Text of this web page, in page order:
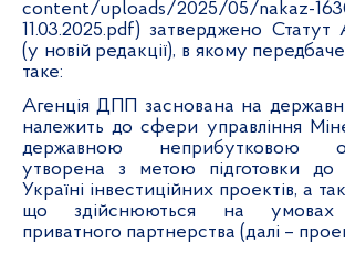
content/uploads/2025/05/nakaz-
11.03.2025.pdf) затверджено Статут
(у новій редакції), в якому
таке:
Агенція ДПП заснована на
належить до сфери управління
державною неприбутковою
утворена з метою підготовки до
Україні інвестиційних проектів, а
що здійснюються на умовах
приватного партнерства (далі –